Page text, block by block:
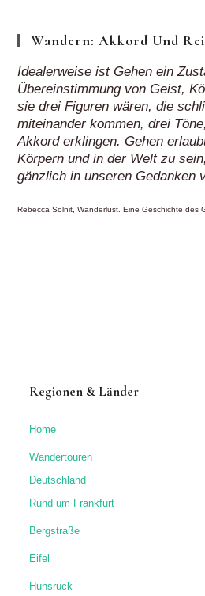
Wandern: Akkord Und
Idealerweise ist Gehen ein
Übereinstimmung von Geist,
sie drei Figuren wären, die
miteinander kommen, drei
Akkord erklingen. Gehen
Körpern und in der Welt zu
gänzlich in unseren Gedanken
Rebecca Solnit, Wanderlust. Eine Geschichte des
Regionen & Länder
Home
Wandertouren
Deutschland
Rund um Frankfurt
Bergstraße
Eifel
Hunsrück